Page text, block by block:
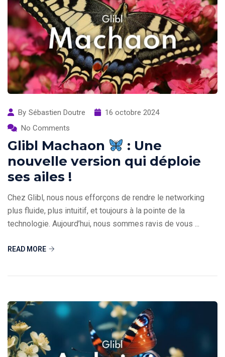
By Sébastien Doutre
16 octobre 2024
No Comments
Glibl Machaon
: Une
nouvelle version qui déploie
ses ailes !
Chez Glibl, nous nous efforçons de rendre le networking
plus fluide, plus intuitif, et toujours à la pointe de la
technologie. Aujourd’hui, nous sommes ravis de vous ...
READ MORE